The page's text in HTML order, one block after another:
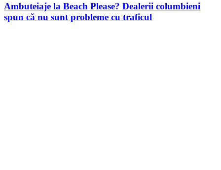
Ambuteiaje la Beach Please? Dealerii columbieni
spun că nu sunt probleme cu traficul